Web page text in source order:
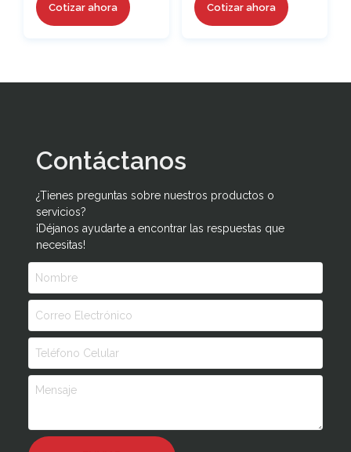
Cotizar ahora Cotizar ahora
Contáctanos
¿Tienes preguntas sobre nuestros productos o
servicios?
¡Déjanos ayudarte a encontrar las respuestas que
necesitas!